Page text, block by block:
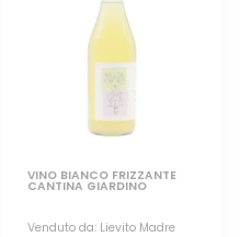
VINO BIANCO FRIZZANTE
CANTINA GIARDINO
Venduto da: Lievito Madre